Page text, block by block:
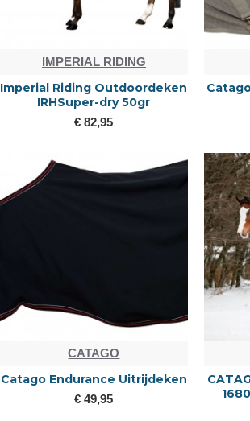
IMPERIAL RIDING
Imperial Riding Outdoordeken
IRHSuper-dry 50gr
€ 82,95
CATAGO
Catago Endurance Uitrijdeken
€ 49,95